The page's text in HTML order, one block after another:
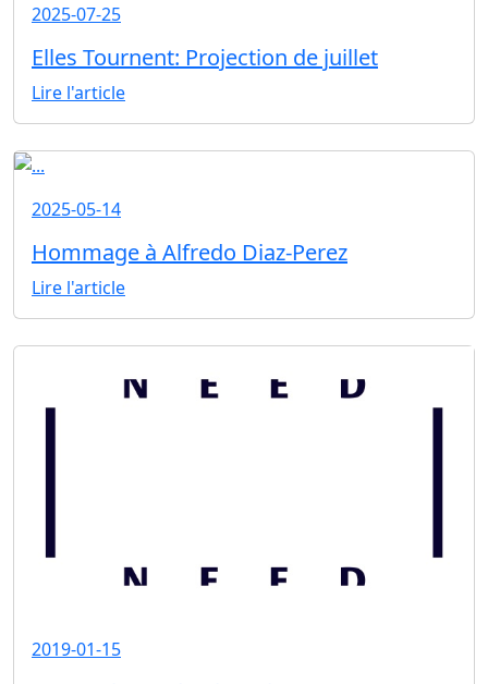
2025-07-25
Elles Tournent: Projection de juillet
Lire l'article
2025-05-14
Hommage à Alfredo Diaz-Perez
Lire l'article
2019-01-15